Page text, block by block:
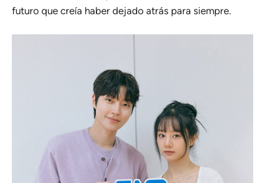
futuro que creía haber dejado atrás para siempre.